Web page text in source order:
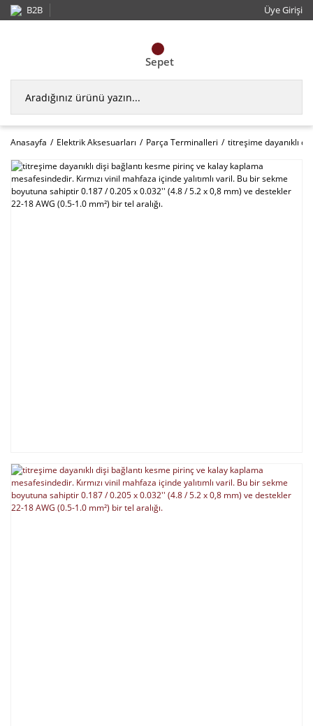
B2B Üye Girişi
Sepet
Anasayfa Elektrik Aksesuarları Parça Terminalleri titreşime dayanıklı